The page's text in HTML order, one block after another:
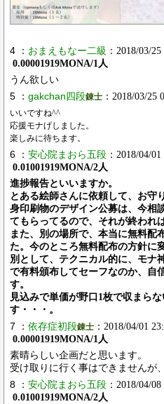
4 ： おまえもなー二級 ：2018/03/
0.00001919MONA/1人
うん欲しい
5 ： gakchan四段錬士 ：2018/03/25
いいですね^^
応援モナげしました。
楽しみに待ちます。
6 ： 安心院まおら五段 ：2018/04/
0.01001919MONA/2人
進捗報告といいますか。
とある絵師さんに依頼して、お守
身印刷物のデザイン公募は、今相
てもらってるので、それが終われ
また、別の場所で、本当に無料配
た。今のところ無料配布の方針に
別として、テクニカル的に、モナ
で有料頒布してセーフなのか、自
す。
見込みで単価が野口1枚で収まら
す・・・。
7 ： 依存症初段錬士 ：2018/04/01
0.00001919MONA/1人
素晴らしい企画だと思います。
受け取りに行く事はできませんが
8 ： 安心院まおら五段 ：2018/04/
0.01001919MONA/2人